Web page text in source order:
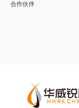
合作伙伴